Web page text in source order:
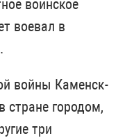
воинское
воевал в
войны Каменск-
стране городом,
три